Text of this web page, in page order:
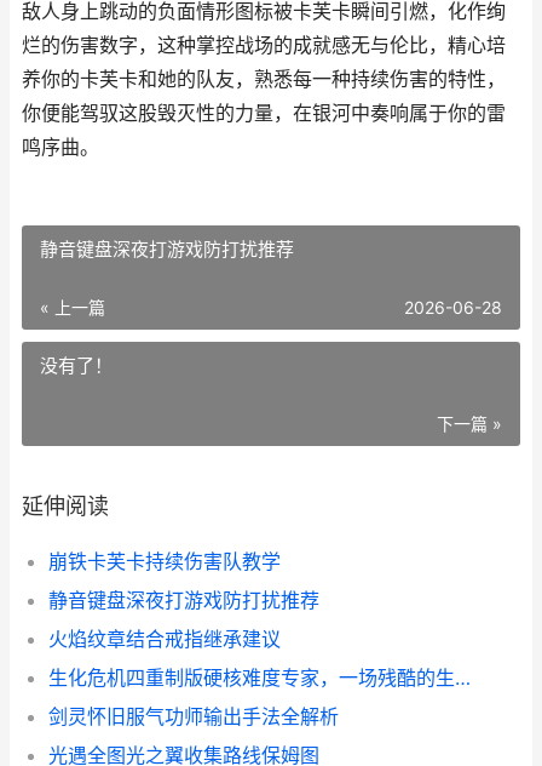
敌人身上跳动的负面情形图标被卡芙卡瞬间引燃，化作绚
烂的伤害数字，这种掌控战场的成就感无与伦比，精心培
养你的卡芙卡和她的队友，熟悉每一种持续伤害的特性，
你便能驾驭这股毁灭性的力量，在银河中奏响属于你的雷
鸣序曲。
静音键盘深夜打游戏防打扰推荐
« 上一篇 2026-06-28
没有了！
下一篇 »
延伸阅读
崩铁卡芙卡持续伤害队教学
静音键盘深夜打游戏防打扰推荐
火焰纹章结合戒指继承建议
生化危机四重制版硬核难度专家，一场残酷的生存试炼
剑灵怀旧服气功师输出手法全解析
光遇全图光之翼收集路线保姆图